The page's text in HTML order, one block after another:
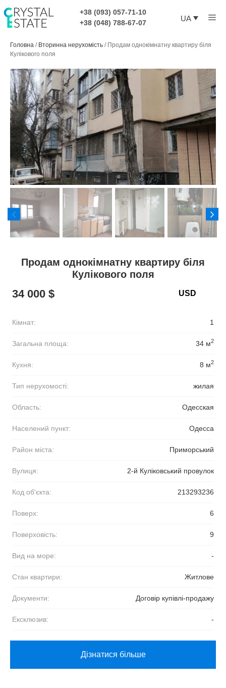
до
контенту
+38 (093) 057-71-10
+38 (048) 788-67-07
UA
Головна / Вторинна нерухомість / Продам однокімнатну квартиру біля
Кулікового поля
Продам однокімнатну квартиру біля
Кулікового поля
34 000 $
Кімнат: 1
Загальна площа: 34 м2
Кухня: 8 м2
Тип нерухомості: жилая
Область: Одесская
Населений пункт: Одесса
Район міста: Приморський
Вулиця: 2-й Куліковський провулок
Код об'єкта: 213293236
Поверх: 6
Поверховість: 9
Вид на море: -
Стан квартири: Житлове
Документи: Договір купівлі-продажу
Ексклюзив: -
Дізнатися більше